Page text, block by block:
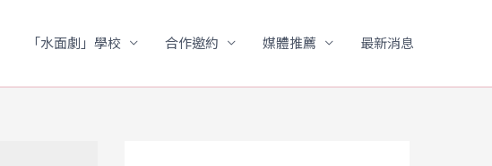
「水面劇」學校 合作邀約 媒體推薦 最新消息